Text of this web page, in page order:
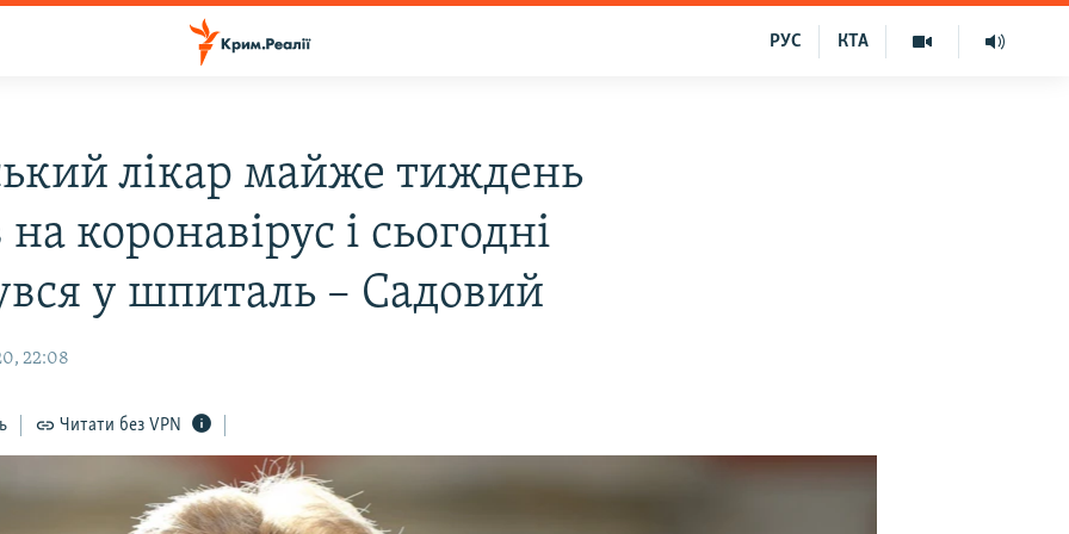
КТА
РУС
лікар майже тиждень
на коронавірус і сьогодні
у шпиталь – Садовий
22:08
Читати без VPN